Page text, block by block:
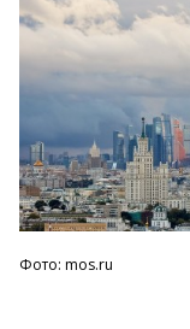
Фото: mos.ru